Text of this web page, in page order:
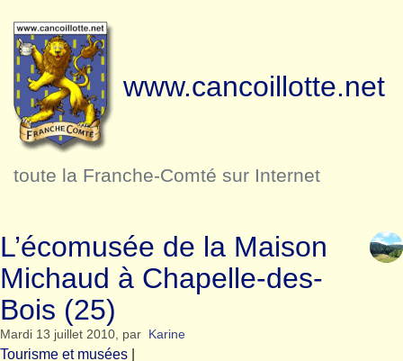
www.cancoillotte.net
toute la Franche-Comté sur Internet
L’écomusée de la Maison
Michaud à Chapelle-des-
Bois (25)
Mardi 13 juillet 2010, par Karine
Tourisme et musées